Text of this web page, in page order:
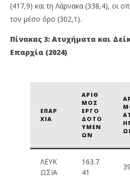
(417,9) και τη Λάρνακα (338,4), οι
τον μέσο όρο (302,1).
Πίνακας 3: Ατυχήματα και
Επαρχία (2024)
ΕΠΑΡ
ΧΊΑ
ΑΡΙΘ
ΜΌΣ
ΕΡΓΟ
ΔΟΤΟ
ΥΜΈΝ
ΩΝ
ΛΕΥΚ
ΩΣΊΑ
163.7
41